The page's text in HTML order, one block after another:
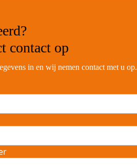
contact op
in en wij nemen contact met u op.